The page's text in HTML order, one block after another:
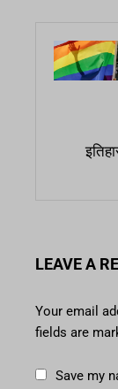
LEAVE A
Your email
fields are
Save my